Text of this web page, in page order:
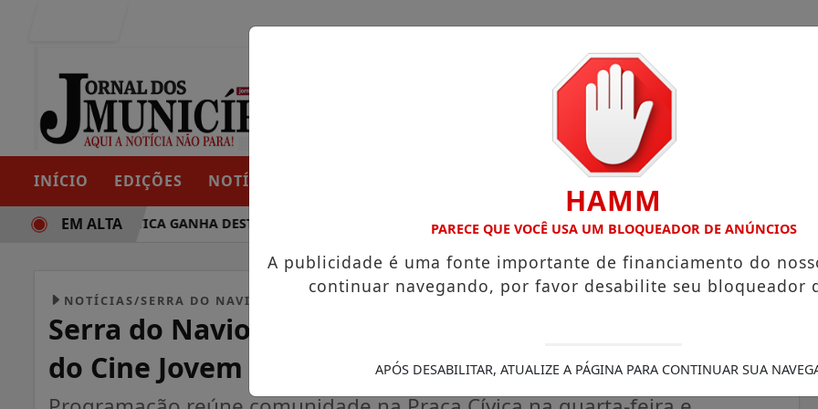
INÍCIO EDIÇÕES NOTÍCIAS
POLÍTICA GANHA DESTAQUE EM PORTO GRANDE COM ATUAÇÃO VOLTADA AO MUNICÍPIO RECEITA FEDERAL
EM ALTA
NOTÍCIAS/SERRA DO NAVIO
Serra do Navio terá telão para jogo do Brasil e sessão
do Cine Jovem
HAMM
PARECE QUE VOCÊ USA UM BLOQUEADOR DE ANÚNCIOS
A publicidade é uma fonte importante de financiamento do
continuar navegando, por favor desabilite seu bloqueador
APÓS DESABILITAR, ATUALIZE A PÁGINA PARA CONTINUAR SUA